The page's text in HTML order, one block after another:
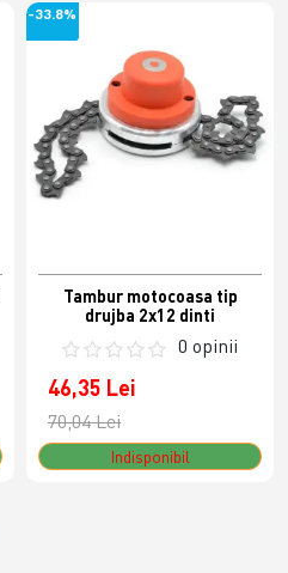
-33.8%
Tambur motocoasa tip
drujba 2x12 dinti
0 opinii
46,35 Lei
70,04 Lei
Indisponibil